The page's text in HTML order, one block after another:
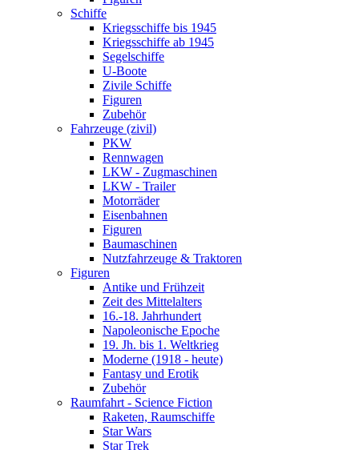
Schiffe
Kriegsschiffe bis 1945
Kriegsschiffe ab 1945
Segelschiffe
U-Boote
Zivile Schiffe
Figuren
Zubehör
Fahrzeuge (zivil)
PKW
Rennwagen
LKW - Zugmaschinen
LKW - Trailer
Motorräder
Eisenbahnen
Figuren
Baumaschinen
Nutzfahrzeuge & Traktoren
Figuren
Antike und Frühzeit
Zeit des Mittelalters
16.-18. Jahrhundert
Napoleonische Epoche
19. Jh. bis 1. Weltkrieg
Moderne (1918 - heute)
Fantasy und Erotik
Zubehör
Raumfahrt - Science Fiction
Raketen, Raumschiffe
Star Wars
Star Trek